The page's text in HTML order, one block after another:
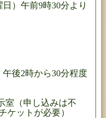
）午前9時30分より
後2時から30分程度
室（申し込みは不
ケットが必要）